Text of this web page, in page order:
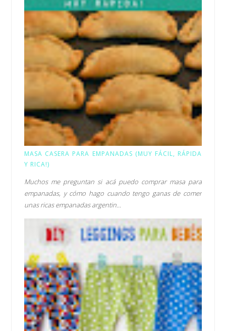
MASA CASERA PARA EMPANADAS (MUY FÁCIL, RÁPIDA
Y RICA!)
Muchos me preguntan si acá puedo comprar masa para
empanadas, y cómo hago cuando tengo ganas de comer
unas ricas empanadas argentin...